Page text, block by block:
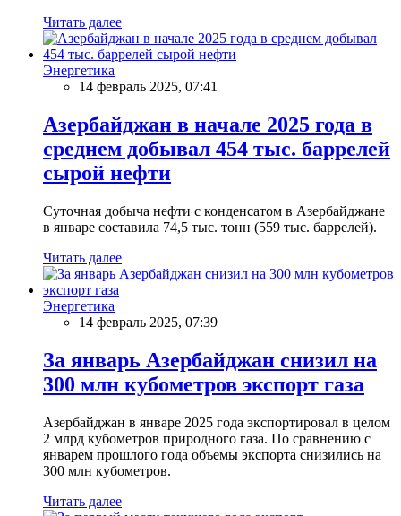
Читать далее
Энергетика
14 февраль 2025, 07:41
Азербайджан в начале 2025 года в
среднем добывал 454 тыс. баррелей
сырой нефти
Суточная добыча нефти с конденсатом в Азербайджане
в январе составила 74,5 тыс. тонн (559 тыс. баррелей).
Читать далее
Энергетика
14 февраль 2025, 07:39
За январь Азербайджан снизил на
300 млн кубометров экспорт газа
Азербайджан в январе 2025 года экспортировал в целом
2 млрд кубометров природного газа. По сравнению с
январем прошлого года объемы экспорта снизились на
300 млн кубометров.
Читать далее